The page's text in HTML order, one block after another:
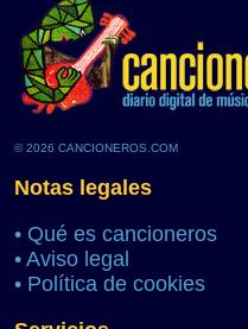
© 2026 CANCIONEROS.COM
Notas legales
• Qué es cancioneros
• Aviso legal
• Política de cookies